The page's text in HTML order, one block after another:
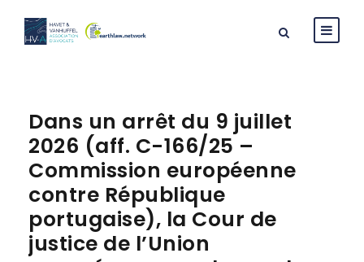
Dans un arrêt du 9 juillet
2026 (aff. C-166/25 –
Commission européenne
contre République
portugaise), la Cour de
justice de l’Union